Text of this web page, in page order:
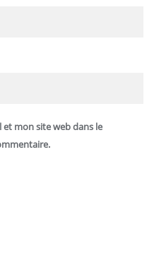
mon site web dans le